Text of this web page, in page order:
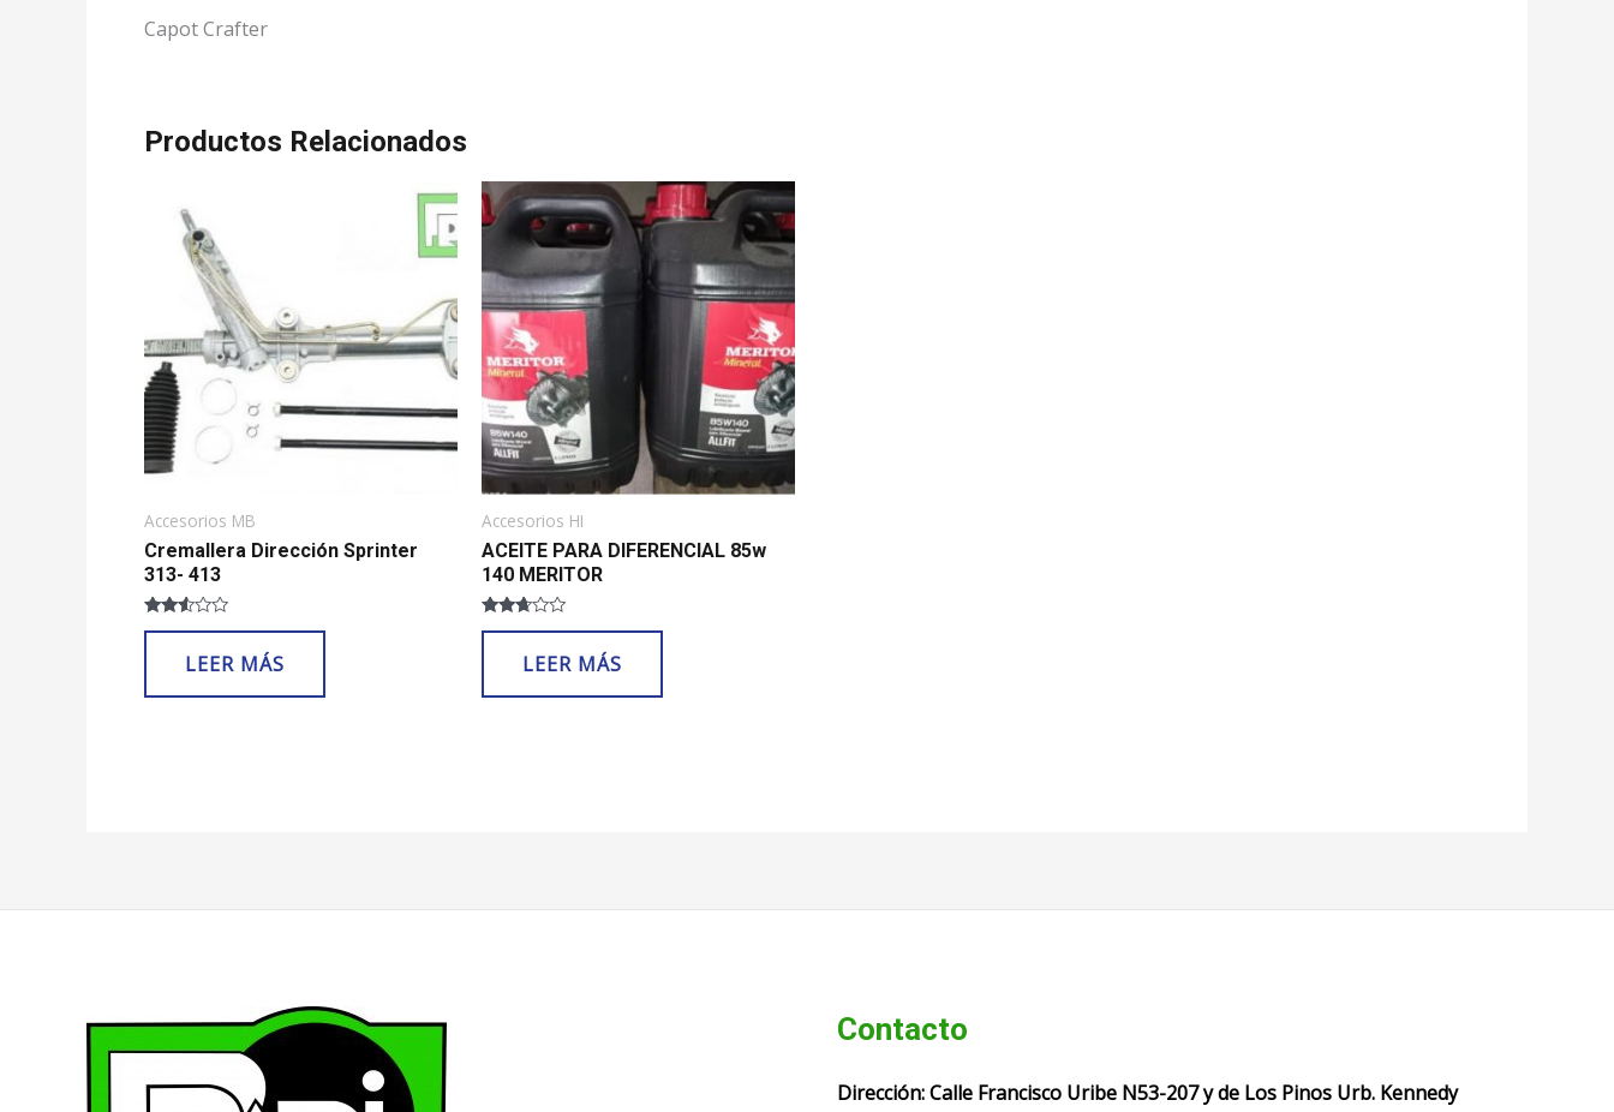
Capot Crafter
Productos Relacionados
Accesorios MB
Cremallera Dirección Sprinter
313- 413
Valorado
LEER MÁS
Accesorios HI
ACEITE PARA DIFERENCIAL 85w
140 MERITOR
Valorado
LEER MÁS
Contacto
Dirección:Calle Francisco Uribe N53-207 y de Los Pinos Urb. Kennedy